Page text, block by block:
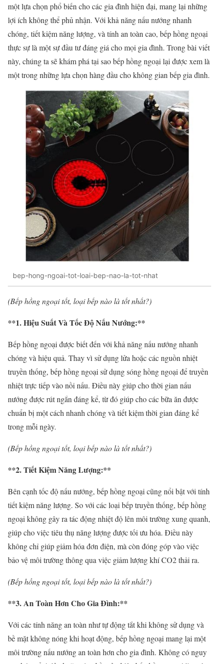
một lựa chọn phổ biến cho các gia đình hiện đại, mang lại những
lợi ích không thể phủ nhận. Với khả năng nấu nướng nhanh
chóng, tiết kiệm năng lượng, và tính an toàn cao, bếp hồng ngoại
thực sự là một sự đầu tư đáng giá cho mọi gia đình. Trong bài viết
này, chúng ta sẽ khám phá tại sao bếp hồng ngoại lại được xem là
một trong những lựa chọn hàng đầu cho không gian bếp gia đình.
bep-hong-ngoai-tot-loai-bep-nao-la-tot-nhat
(Bếp hồng ngoại tốt, loại bếp nào là tốt nhất?)
**1. Hiệu Suất Và Tốc Độ Nấu Nướng:**
Bếp hồng ngoại được biết đến với khả năng nấu nướng nhanh
chóng và hiệu quả. Thay vì sử dụng lửa hoặc các nguồn nhiệt
truyền thống, bếp hồng ngoại sử dụng sóng hồng ngoại để truyền
nhiệt trực tiếp vào nồi nấu. Điều này giúp cho thời gian nấu
nướng được rút ngắn đáng kể, từ đó giúp cho các bữa ăn được
chuẩn bị một cách nhanh chóng và tiết kiệm thời gian đáng kể
trong mỗi ngày.
(Bếp hồng ngoại tốt, loại bếp nào là tốt nhất?)
**2. Tiết Kiệm Năng Lượng:**
Bên cạnh tốc độ nấu nướng, bếp hồng ngoại cũng nổi bật với tính
tiết kiệm năng lượng. So với các loại bếp truyền thống, bếp hồng
ngoại không gây ra tác động nhiệt độ lên môi trường xung quanh,
giúp cho việc tiêu thụ năng lượng được tối ưu hóa. Điều này
không chỉ giúp giảm hóa đơn điện, mà còn đóng góp vào việc
bảo vệ môi trường thông qua việc giảm lượng khí CO2 thải ra.
(Bếp hồng ngoại tốt, loại bếp nào là tốt nhất?)
**3. An Toàn Hơn Cho Gia Đình:**
Với các tính năng an toàn như tự động tắt khi không sử dụng và
bề mặt không nóng khi hoạt động, bếp hồng ngoại mang lại một
môi trường nấu nướng an toàn hơn cho gia đình. Không có nguy